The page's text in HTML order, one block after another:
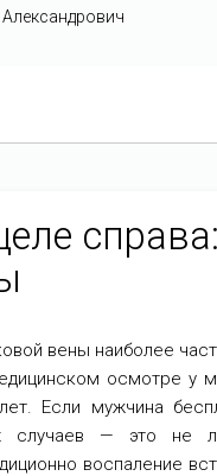
справа:
вены наиболее
осмотре у
Если мужчина
случаев — это не
воспаление